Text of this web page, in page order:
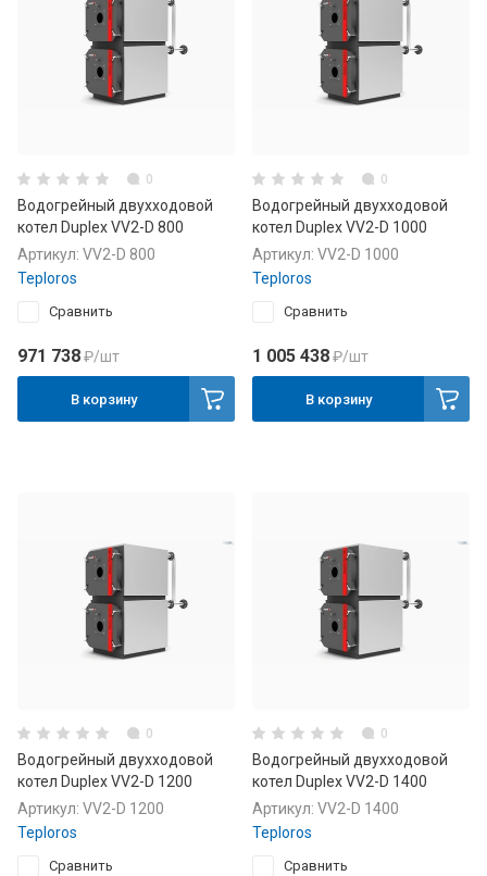
0
Водогрейный двухходовой
котел Duplex VV2-D 800
Артикул: VV2-D 800
Teploros
Сравнить
971 738₽/шт
В корзину
0
Водогрейный двухходовой
котел Duplex VV2-D 1000
Артикул: VV2-D 1000
Teploros
Сравнить
1 005 438₽/шт
В корзину
0
Водогрейный двухходовой
котел Duplex VV2-D 1200
Артикул: VV2-D 1200
Teploros
Сравнить
0
Водогрейный двухходовой
котел Duplex VV2-D 1400
Артикул: VV2-D 1400
Teploros
Сравнить